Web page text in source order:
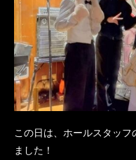
この日は、ホールスタッ
ました！